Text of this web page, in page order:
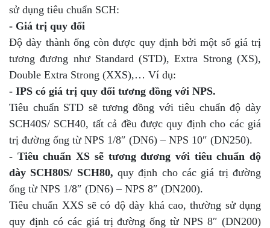
sử dụng tiêu chuẩn SCH:
- Giá trị quy đổi
Độ dày thành ống còn được quy định bởi một số giá trị
tương đương như Standard (STD), Extra Strong (XS),
Double Extra Strong (XXS),… Ví dụ:
- IPS có giá trị quy đổi tương đồng với NPS.
Tiêu chuẩn STD sẽ tương đồng với tiêu chuẩn độ dày
SCH40S/ SCH40, tất cả đều được quy định cho các giá
trị đường ống từ NPS 1/8″ (DN6) – NPS 10″ (DN250).
- Tiêu chuẩn XS sẽ tương đương với tiêu chuẩn độ
dày SCH80S/ SCH80, quy định cho các giá trị đường
ống từ NPS 1/8″ (DN6) – NPS 8″ (DN200).
Tiêu chuẩn XXS sẽ có độ dày khá cao, thường sử dụng
quy định có các giá trị đường ống từ NPS 8″ (DN200)